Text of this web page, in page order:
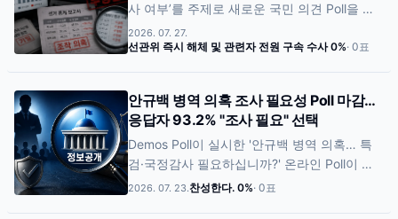
민 인식을 확인하기 위해 진행됐다.
사 여부’를 주제로 새로운 국민 의견 Poll을 시
작했다. 이번 조사는 선거 관리 기관에 대한 국
민 인식과 향후 책임 규명 방향에 대한 시민들
고 책임자 사퇴 및 외부 감사, 실무자 처벌 및
경고, 문제 없음·기타 등 4개 선택지 가운데 하
나를 선택할 수 있다. Demos Poll은 이메일 인
증 기반 1인 1표 방식과 Bot 방지 시스템을 적
용해 시민 참여형 여론 데이터를 수집할 예정
2026. 07. 27.
선관위 즉시 해체 및 관련자 전원 구속 수사 0%· 0표
안규백 병역 의혹 조사 필요성 Poll 마감…
응답자 93.2% "조사 필요" 선택
Demos Poll이 실시한 '안규백 병역 의혹… 특
검·국정감사 필요하십니까?' 온라인 Poll이 총
190명의 참여로 마감됐다. 조사 결과 응답자의
2026. 07. 23.찬성한다. 0%· 0표